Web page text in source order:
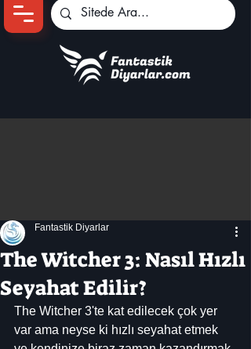
Black Desert
Dizi-Film Haberleri
The Witcher 3: Nasıl Hızlı
Seyahat Edilir?
Fantastik Diyarlar
The Witcher 3'te kat edilecek çok yer
var ama neyse ki hızlı seyahat etmek